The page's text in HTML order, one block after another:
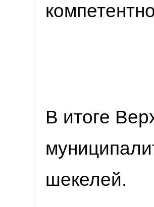
В итоге
шекелей.